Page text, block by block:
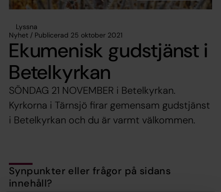
Lyssna
Nyhet / Publicerad 25 oktober 2021
Ekumenisk gudstjänst i
Betelkyrkan
SÖNDAG 21 NOVEMBER i Betelkyrkan.
Kyrkorna i Tärnsjö firar gemensam gudstjänst
i Betelkyrkan och du är varmt välkommen.
Synpunkter eller frågor på sidans
innehåll?